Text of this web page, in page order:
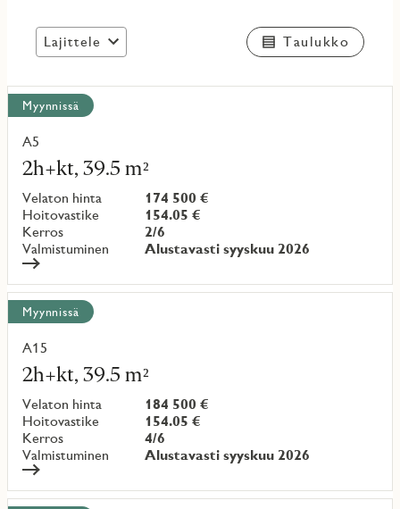
Lajittele Taulukko
Näytä
kaikki
kohteet
Myynnissä
A5
2h+kt, 39.5 m²
Velaton hinta
174 500 €
Hoitovastike
154.05 €
Kerros
2/6
Valmistuminen
Alustavasti syyskuu 2026
Lue
lisää
kohteesta
Myynnissä
A15
2h+kt, 39.5 m²
Velaton hinta
184 500 €
Hoitovastike
154.05 €
Kerros
4/6
Valmistuminen
Alustavasti syyskuu 2026
Lue
lisää
kohteesta